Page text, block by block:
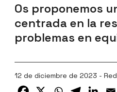
Os proponemos
centrada en la
problemas en
12 de diciembre de 2023 -